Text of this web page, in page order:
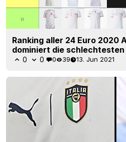
Ranking aller 24 Euro 2020
dominiert die
0 0 0 39 13. Jun 2021